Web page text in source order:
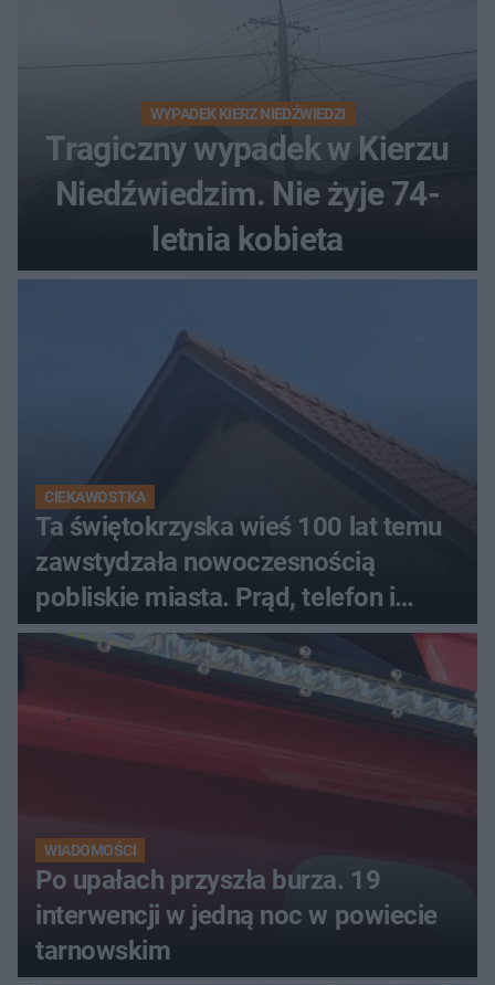
WYPADEK KIERZ NIEDŹWIEDZI
Tragiczny wypadek w Kierzu
Niedźwiedzim. Nie żyje 74-
letnia kobieta
CIEKAWOSTKA
Ta świętokrzyska wieś 100 lat temu
zawstydzała nowoczesnością
pobliskie miasta. Prąd, telefon i
luksusowa auta
WIADOMOŚCI
Po upałach przyszła burza. 19
interwencji w jedną noc w powiecie
tarnowskim